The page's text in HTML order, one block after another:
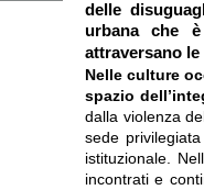
delle
urbana che
attraversano
Nelle culture
spazio
dalla violenza
sede
istituzionale.
incontrati e